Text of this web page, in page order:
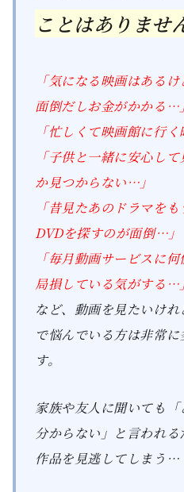
ことはありませ
「気になる映画はある
面倒だしお金がかかる…
「忙しくて映画館に行
「子供と一緒に安心し
か見つからない…」
「昔見たあのドラマを
DVDを探すのが面倒…」
「毎月動画サービスに
局損している気がする…
など、動画を見たいけ
で悩んでいる方は非常
す。
家族や友人に聞いても
分からない」と言われ
作品を見逃してしまう…